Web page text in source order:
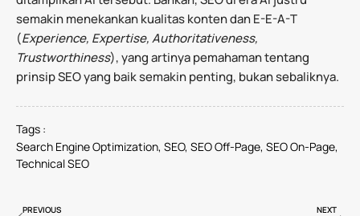
semakin menekankan kualitas konten dan E-E-A-T
(Experience, Expertise, Authoritativeness,
Trustworthiness), yang artinya pemahaman tentang
prinsip SEO yang baik semakin penting, bukan sebaliknya.
Tags :
Search Engine Optimization, SEO, SEO Off-Page, SEO On-Page,
Technical SEO
PREVIOUS NEXT